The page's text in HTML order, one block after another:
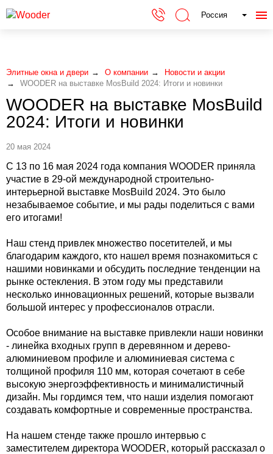
Россия
Элитные окна и двери О компании
Новости и акции
WOODER на выставке MosBuild 2024: Итоги и новинки
WOODER на выставке MosBuild
2024: Итоги и новинки
20 мая 2024
С 13 по 16 мая 2024 года компания WOODER приняла
участие в 29-ой международной строительно-
интерьерной выставке MosBuild 2024. Это было
незабываемое событие, и мы рады поделиться с вами
его итогами!
Наш стенд привлек множество посетителей, и мы
благодарим каждого, кто нашел время познакомиться с
нашими новинками и обсудить последние тенденции на
рынке остекления. В этом году мы представили
несколько инновационных решений, которые вызвали
большой интерес у профессионалов отрасли.
Особое внимание на выставке привлекли наши новинки
- линейка входных групп в деревянном и дерево-
алюминиевом профиле и алюминиевая система с
толщиной профиля 110 мм, которая сочетают в себе
высокую энергоэффективность и минималистичный
дизайн. Мы гордимся тем, что наши изделия помогают
создавать комфортные и современные пространства.
На нашем стенде также прошло интервью с
заместителем директора WOODER, который рассказал о